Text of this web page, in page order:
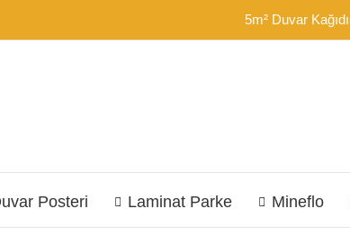
5m² Duvar Kağıdı
Posteri Laminat Parke Mineflo